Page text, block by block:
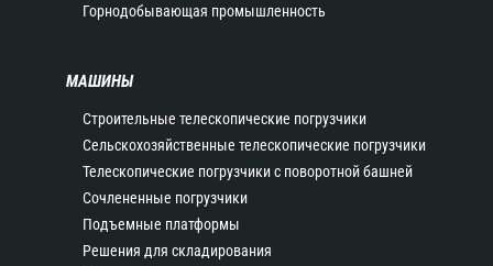
Горнодобывающая промышленность
МАШИНЫ
Строительные телескопические погрузчики
Сельскохозяйственные телескопические погрузчики
Телескопические погрузчики с поворотной башней
Сочлененные погрузчики
Подъемные платформы
Решения для складирования